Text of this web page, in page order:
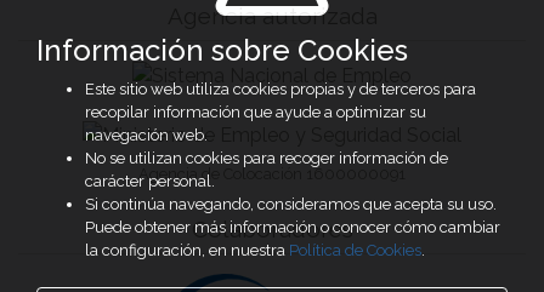
Agencia autorizada
Agencia de Colocación 1600000091
Colaboradores
Información sobre Cookies
Este sitio web utiliza cookies propias y de terceros para
recopilar información que ayude a optimizar su
navegación web.
No se utilizan cookies para recoger información de
carácter personal.
Si continúa navegando, consideramos que acepta su uso.
Puede obtener más información o conocer cómo cambiar
la configuración, en nuestra Política de Cookies.